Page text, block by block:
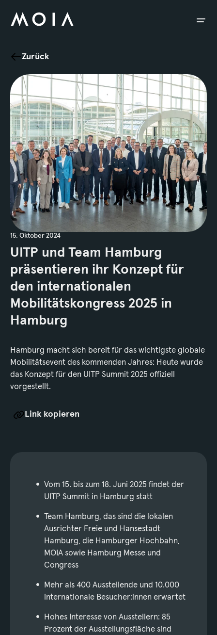
Zurück
15. Oktober 2024
UITP und Team Hamburg
präsentieren ihr Konzept für
den internationalen
Mobilitätskongress 2025 in
Hamburg
Hamburg macht sich bereit für das wichtigste globale
Mobilitätsevent des kommenden Jahres: Heute wurde
das Konzept für den UITP Summit 2025 offiziell
vorgestellt.
Link kopieren
Vom 15. bis zum 18. Juni 2025 findet der
UITP Summit in Hamburg statt
Team Hamburg, das sind die lokalen
Ausrichter Freie und Hansestadt
Hamburg, die Hamburger Hochbahn,
MOIA sowie Hamburg Messe und
Congress
Mehr als 400 Ausstellende und 10.000
internationale Besucher:innen erwartet
Hohes Interesse von Ausstellern: 85
Prozent der Ausstellungsfläche sind